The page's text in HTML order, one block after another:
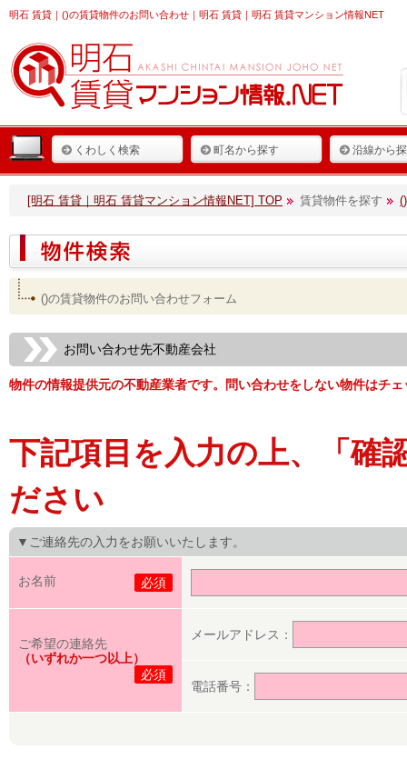
明石 賃貸 ｜()の賃貸物件のお問い合わせ｜明石 賃貸｜明石 賃貸マンション情報NET
くわしく検索 町名から探す 沿線から
[明石 賃貸｜明石 賃貸マンション情報NET] TOP 賃貸物件を探す
()の賃貸物件のお問い合わせフォーム
お問い合わせ先不動産会社
物件の情報提供元の不動産業者です。問い合わせをしない物件はチ
下記項目を入力の上、「確
ださい
▼ご連絡先の入力をお願いいたします。
お名前 必須
ご希望の連絡先
（いずれか一つ以上）
必須
メールアドレス：
電話番号：